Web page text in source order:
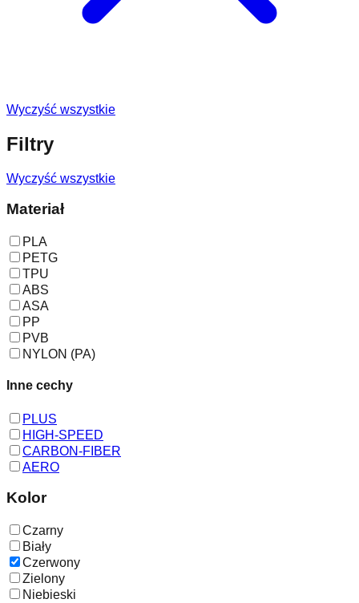
Wyczyść wszystkie
Filtry
Wyczyść wszystkie
Materiał
PLA
PETG
TPU
ABS
ASA
PP
PVB
NYLON (PA)
Inne cechy
PLUS
HIGH-SPEED
CARBON-FIBER
AERO
Kolor
Czarny
Biały
Czerwony
Zielony
Niebieski